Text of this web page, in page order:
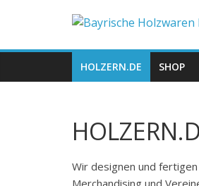
Holzern.de
HOLZERN.DE SHOP
Wir designen und
Merchandising und